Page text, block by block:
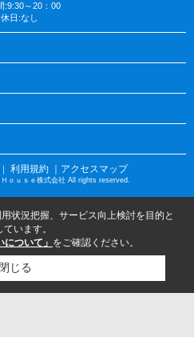
:9:30～20：00
日:なし
利用規約 ｜アクセスマップ
ｏｕｓｅ株式会社 All rights reserved.
状況把握、サービス向上検討を目的と
います。
について」 をご確認ください。
閉じる